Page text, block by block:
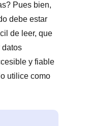
Pues bien,
debe estar
de leer, que
datos
y fiable
utilice como